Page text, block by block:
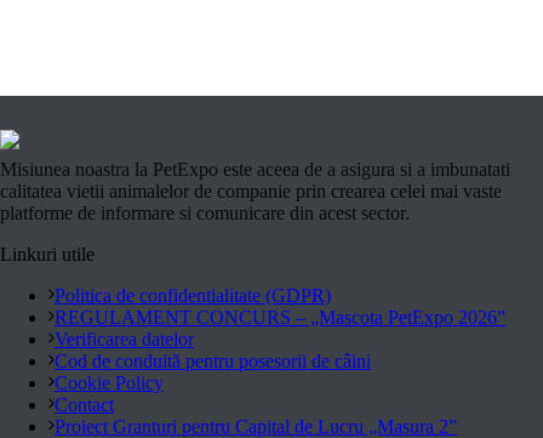
Misiunea noastra la PetExpo este aceea de a asigura si a imbunatati
calitatea vietii animalelor de companie prin crearea celei mai vaste
platforme de informare si comunicare din acest sector.
Linkuri utile
Politica de confidentialitate (GDPR)
REGULAMENT CONCURS – „Mascota PetExpo 2026”
Verificarea datelor
Cod de conduită pentru posesorii de câini
Cookie Policy
Contact
Proiect Granturi pentru Capital de Lucru „Masura 2”